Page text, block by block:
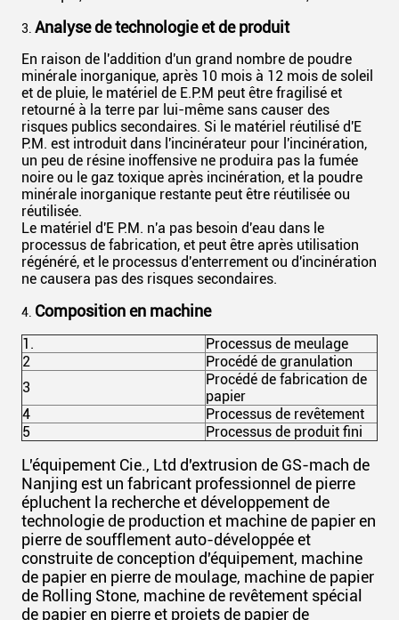
3. Analyse de technologie et de produit
En raison de l'addition d'un grand nombre de poudre
minérale inorganique, après 10 mois à 12 mois de soleil
et de pluie, le matériel de E.P.M peut être fragilisé et
retourné à la terre par lui-même sans causer des
risques publics secondaires. Si le matériel réutilisé d'E
P.M. est introduit dans l'incinérateur pour l'incinération,
un peu de résine inoffensive ne produira pas la fumée
noire ou le gaz toxique après incinération, et la poudre
minérale inorganique restante peut être réutilisée ou
réutilisée.
Le matériel d'E P.M. n'a pas besoin d'eau dans le
processus de fabrication, et peut être après utilisation
régénéré, et le processus d'enterrement ou d'incinération
ne causera pas des risques secondaires.
4. Composition en machine
1.
Processus de meulage
2
Procédé de granulation
3
Procédé de fabrication de
papier
4
Processus de revêtement
5
Processus de produit fini
L'équipement Cie., Ltd d'extrusion de GS-mach de
Nanjing est un fabricant professionnel de pierre
épluchent la recherche et développement de
technologie de production et machine de papier en
pierre de soufflement auto-développée et
construite de conception d'équipement, machine
de papier en pierre de moulage, machine de papier
de Rolling Stone, machine de revêtement spécial
de papier en pierre et projets de papier de